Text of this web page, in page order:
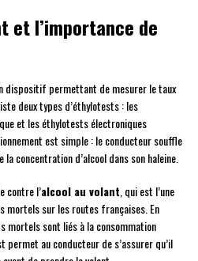
et l’importance de
dispositif permettant de mesurer le taux
deux types d’éthylotests : les
et les éthylotests électroniques
est simple : le conducteur souffle
concentration d’alcool dans son haleine.
contre l’alcool au volant, qui est l’une
mortels sur les routes françaises. En
mortels sont liés à la consommation
permet au conducteur de s’assurer qu’il